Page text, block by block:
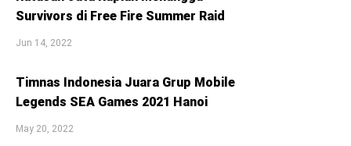
Survivors di Free Fire Summer Raid
Jun 14, 2022
Timnas Indonesia Juara Grup Mobile
Legends SEA Games 2021 Hanoi
May 20, 2022